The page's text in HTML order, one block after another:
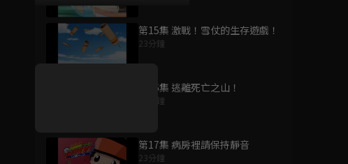
第15集 激戰！雪仗的生存遊戲！
23分鐘
第16集 逃離死亡之山！
23分鐘
第17集 病房裡請保持靜音
23分鐘
好康資訊
升級VIP最優惠！獨家好